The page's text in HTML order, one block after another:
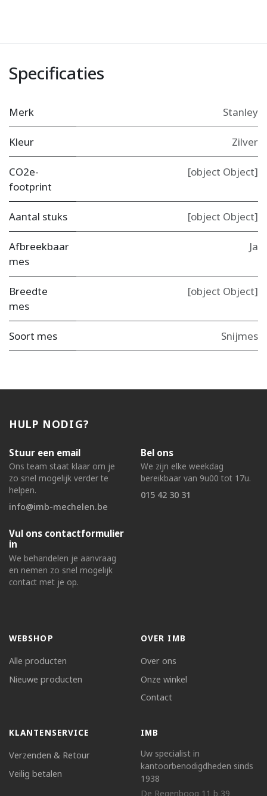
Specificaties
Merk Stanley
Kleur Zilver
CO2e-
footprint
[object Object]
Aantal stuks [object Object]
Afbreekbaar
mes
Ja
Breedte
mes
[object Object]
Soort mes Snijmes
HULP NODIG?
Stuur een email
Ons team staat klaar om je
zo snel mogelijk verder te
helpen.
info@imb-mechelen.be
Bel ons
We zijn elke weekdag
bereikbaar van 9u00 tot 17u.
015 42 30 31
Vul ons contactformulier
in
We behandelen je aanvraag
en nemen zo snel mogelijk
contact met je op.
WEBSHOP
Alle producten
Nieuwe producten
OVER IMB
Over ons
Onze winkel
Contact
KLANTENSERVICE
Verzenden & Retour
Veilig betalen
IMB
Uw specialist in
kantoorbenodigdheden sinds
1938
De Regenboog 11 b 39